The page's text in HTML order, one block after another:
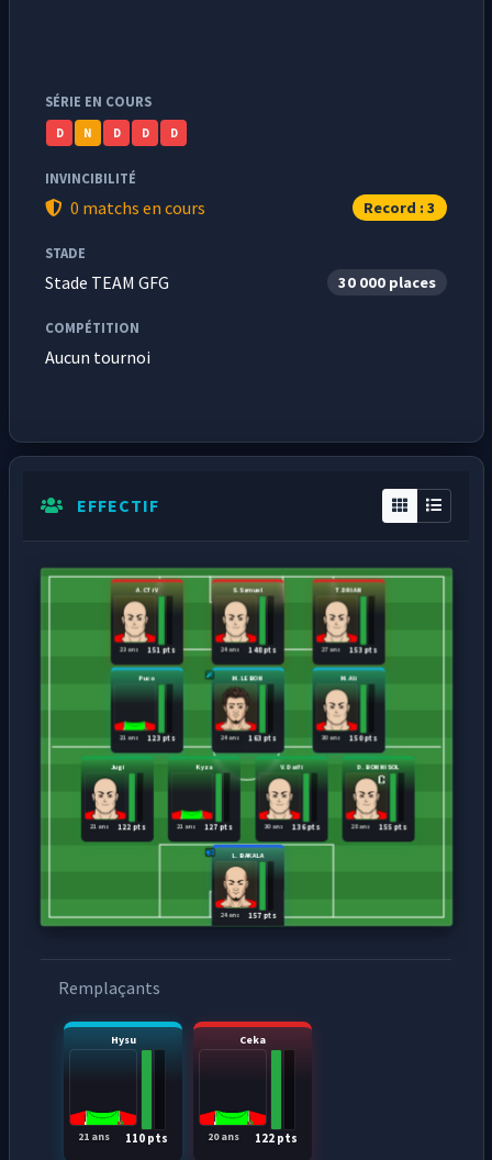
SÉRIE EN COURS
D N D D D
INVINCIBILITÉ
0 matchs en cours Record : 3
STADE
Stade TEAM GFG 30 000 places
COMPÉTITION
Aucun tournoi
EFFECTIF
L. BAKALA
157 pts
24 ans
Jugi
122 pts
21 ans
Kyza
127 pts
21 ans
V. Daifi
136 pts
30 ans
D. BONNISOL
155 pts
28 ans
Puco
123 pts
21 ans
M. LEBON
163 pts
24 ans
M. Ali
150 pts
30 ans
A. CTiV
151 pts
23 ans
S.Samuel
148 pts
24 ans
T.DRIAN
153 pts
27 ans
Remplaçants
Hysu
110 pts
21 ans
Ceka
122 pts
20 ans